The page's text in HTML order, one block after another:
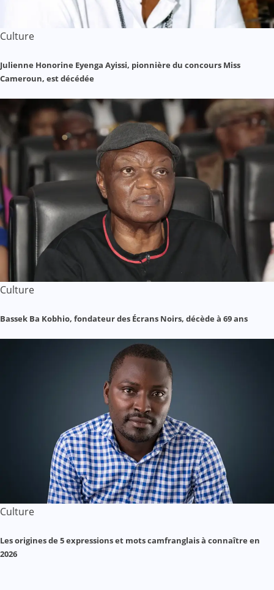
Culture
Julienne Honorine Eyenga Ayissi, pionnière du concours Miss
Cameroun, est décédée
Culture
Bassek Ba Kobhio, fondateur des Écrans Noirs, décède à 69 ans
Culture
Les origines de 5 expressions et mots camfranglais à connaître en
2026